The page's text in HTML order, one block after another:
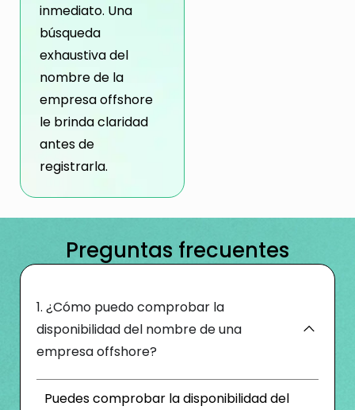
inmediato. Una
búsqueda
exhaustiva del
nombre de la
empresa offshore
le brinda claridad
antes de
registrarla.
Preguntas frecuentes
1. ¿Cómo puedo comprobar la
disponibilidad del nombre de una
empresa offshore?
Puedes comprobar la disponibilidad del